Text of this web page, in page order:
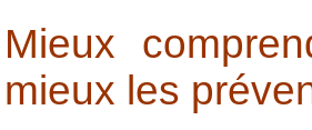
Mieux
mieux les